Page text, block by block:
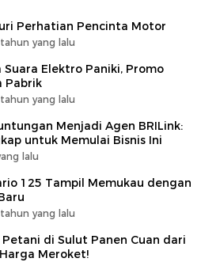
Perhatian Pencinta Motor
yang lalu
Suara Elektro Paniki, Promo
Pabrik
yang lalu
Menjadi Agen BRILink:
untuk Memulai Bisnis Ini
lalu
125 Tampil Memukau dengan
yang lalu
Petani di Sulut Panen Cuan dari
Meroket!